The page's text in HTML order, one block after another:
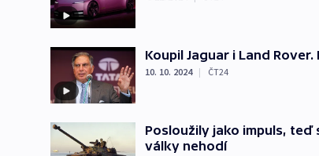
Koupil Jaguar i Land
10. 10. 2024 | ČT24
Posloužily jako impuls,
války nehodí